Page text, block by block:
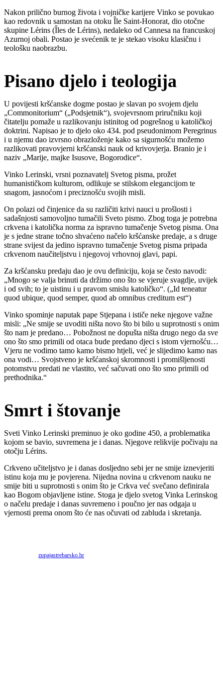
Nakon prilično burnog života i vojničke karijere Vinko se povukao
kao redovnik u samostan na otoku Île Saint-Honorat, dio otočne
skupine Lérins (Îles de Lérins), nedaleko od Cannesa na francuskoj
Azurnoj obali. Postao je svećenik te je stekao visoku klasičnu i
teološku naobrazbu.
Pisano djelo i teologija
U povijesti kršćanske dogme postao je slavan po svojem djelu
„Commonitorium“ („Podsjetnik“), svojevrsnom priručniku koji
čitatelju pomaže u razlikovanju istinitog od pogrešnog u katoličkoj
doktrini. Napisao je to djelo oko 434. pod pseudonimom Peregrinus
i u njemu dao izvrsno obrazloženje kako sa sigurnošću možemo
razlikovati pravovjerni kršćanski nauk od krivovjerja. Branio je i
naziv „Marije, majke Isusove, Bogorodice“.
Vinko Lerinski, vrsni poznavatelj Svetog pisma, prožet
humanističkom kulturom, odlikuje se stilskom elegancijom te
snagom, jasnoćom i preciznošću svojih misli.
On polazi od činjenice da su različiti krivi nauci u prošlosti i
sadašnjosti samovoljno tumačili Sveto pismo. Zbog toga je potrebna
crkvena i katolička norma za ispravno tumačenje Svetog pisma. Ona
je s jedne strane točno shvaćeno načelo kršćanske predaje, a s druge
strane svijest da jedino ispravno tumačenje Svetog pisma pripada
crkvenom naučiteljstvu i njegovoj vrhovnoj glavi, papi.
Za kršćansku predaju dao je ovu definiciju, koja se često navodi:
„Mnogo se valja brinuti da držimo ono što se vjeruje svagdje, uvijek
i od svih; to je uistinu i u pravom smislu katoličko“. („Id teneatur
quod ubique, quod semper, quod ab omnibus creditum est“)
Vinko spominje naputak pape Stjepana i ističe neke njegove važne
misli: „Ne smije se uvoditi ništa novo što bi bilo u suprotnosti s onim
što nam je predano… Pobožnost ne dopušta ništa drugo nego da sve
ono što smo primili od otaca bude predano djeci s istom vjernošću…
Vjeru ne vodimo tamo kamo bismo htjeli, već je slijedimo kamo nas
ona vodi… Svojstveno je kršćanskoj skromnosti i promišljenosti
potomstvu predati ne vlastito, već sačuvati ono što smo primili od
prethodnika.“
Smrt i štovanje
Sveti Vinko Lerinski preminuo je oko godine 450, a problematika
kojom se bavio, suvremena je i danas. Njegove relikvije počivaju na
otočju Lérins.
Crkveno učiteljstvo je i danas dosljedno sebi jer ne smije iznevjeriti
istinu koja mu je povjerena. Nijedna novina u crkvenom nauku ne
smije biti u suprotnosti s onim što je Crkva već svečano definirala
kao Bogom objavljene istine. Stoga je djelo svetog Vinka Lerinskog
o načelu predaje i danas suvremeno i poučno jer nas odgaja u
vjernosti prema onom što će nas očuvati od zabluda i skretanja.
Izvor:zupajastrebarsko.hr